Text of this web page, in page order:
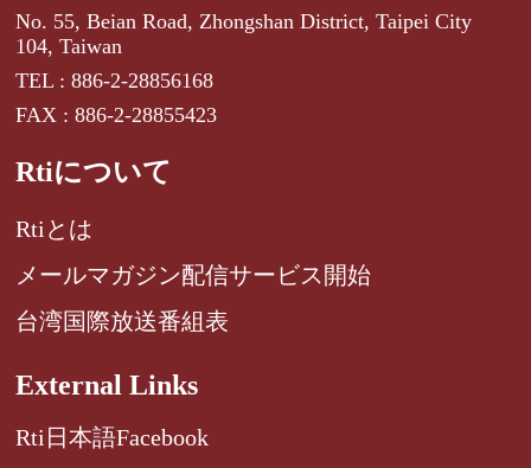
No. 55, Beian Road, Zhongshan District, Taipei City
104, Taiwan
TEL : 886-2-28856168
FAX : 886-2-28855423
Rtiについて
Rtiとは
メールマガジン配信サービス開始
台湾国際放送番組表
External Links
Rti日本語Facebook